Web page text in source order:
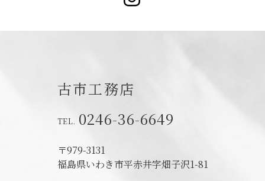
古市工務店
0246-36-6649
〒979-3131
福島県いわき市平赤井字畑子沢1-81